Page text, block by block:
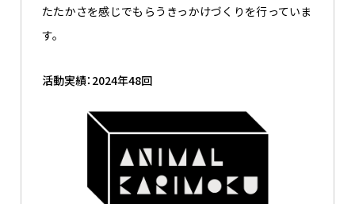
たたかさを感じでもらうきっかけづくりを行っていま
す。​
活動実績：2024年48回